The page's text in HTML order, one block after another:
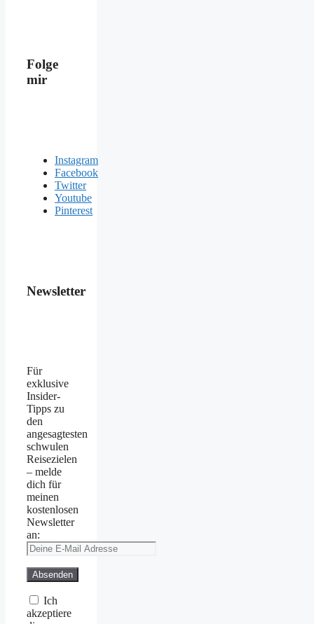
Folge
mir
Instagram
Facebook
Twitter
Youtube
Pinterest
Newsletter
Für
exklusive
Insider-
Tipps zu
den
angesagtesten
schwulen
Reisezielen
– melde
dich für
meinen
kostenlosen
Newsletter
an:
Ich
akzeptiere